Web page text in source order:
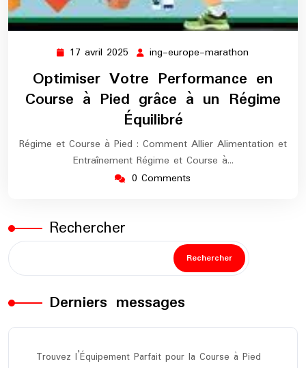
17 avril 2025 17
avril
2025
ing-europe-marathon
marathon
Optimiser Votre Performance en
Course à Pied grâce à un Régime
Équilibré
Régime et Course à Pied : Comment Allier Alimentation et
Entraînement Régime et Course à…
0 Comments
Rechercher
Rechercher
Derniers messages
Trouvez l’Équipement Parfait pour la Course à Pied